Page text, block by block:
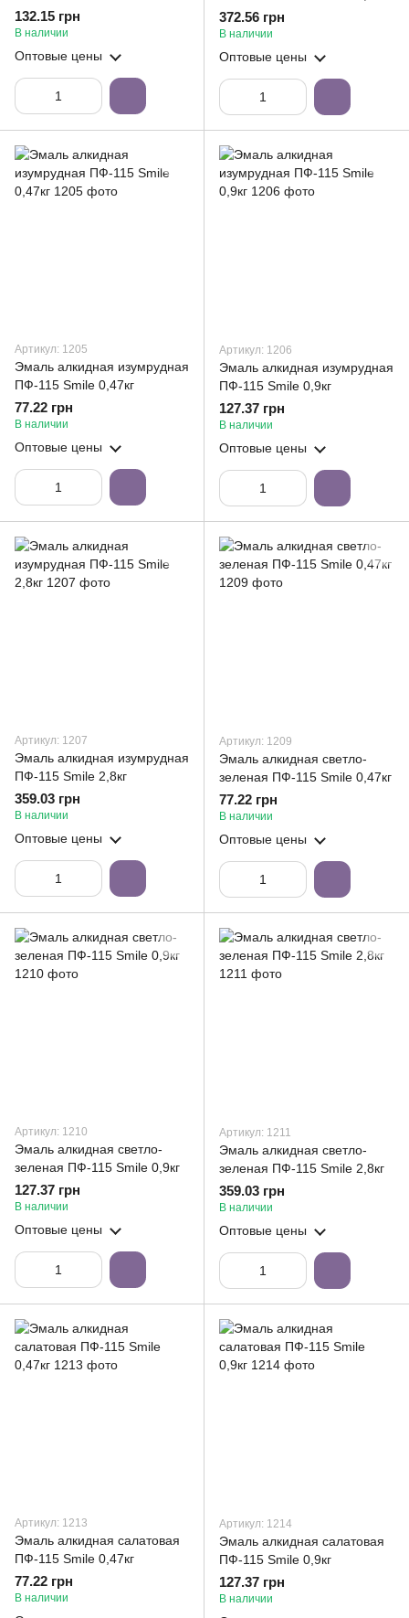
132.15 грн
В наличии
Оптовые цены
372.56 грн
В наличии
Оптовые цены
Артикул: 1205
Эмаль алкидная изумрудная
ПФ-115 Smile 0,47кг
77.22 грн
В наличии
Оптовые цены
Артикул: 1206
Эмаль алкидная изумрудная
ПФ-115 Smile 0,9кг
127.37 грн
В наличии
Оптовые цены
Артикул: 1207
Эмаль алкидная изумрудная
ПФ-115 Smile 2,8кг
359.03 грн
В наличии
Оптовые цены
Артикул: 1209
Эмаль алкидная светло-
зеленая ПФ-115 Smile 0,47кг
77.22 грн
В наличии
Оптовые цены
Артикул: 1210
Эмаль алкидная светло-
зеленая ПФ-115 Smile 0,9кг
127.37 грн
В наличии
Оптовые цены
Артикул: 1211
Эмаль алкидная светло-
зеленая ПФ-115 Smile 2,8кг
359.03 грн
В наличии
Оптовые цены
Артикул: 1213
Эмаль алкидная салатовая
ПФ-115 Smile 0,47кг
77.22 грн
В наличии
Артикул: 1214
Эмаль алкидная салатовая
ПФ-115 Smile 0,9кг
127.37 грн
В наличии